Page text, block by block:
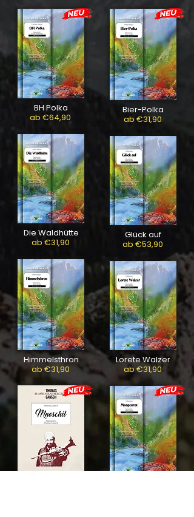
BH Polka
ab €64,90
Die Waldhütte
ab €31,90
Himmelsthron
ab €31,90
Bier-Polka
ab €31,90
Glück auf
ab €53,90
Lorete Walzer
ab €31,90